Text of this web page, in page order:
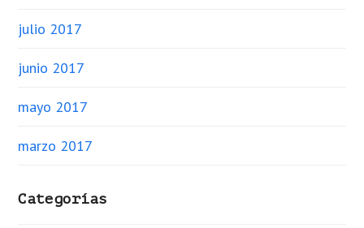
julio 2017
junio 2017
mayo 2017
marzo 2017
Categorías